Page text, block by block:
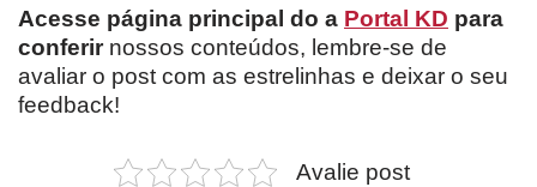
Acesse página principal do a Portal KD para
conferirnossos conteúdos, lembre-se de
avaliar o post com as estrelinhas e deixar o seu
feedback!
Avalie post